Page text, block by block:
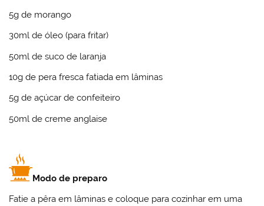
5g de morango
30ml de óleo (para fritar)
50ml de suco de laranja
10g de pera fresca fatiada em lâminas
5g de açúcar de confeiteiro
50ml de creme anglaise
Modo de preparo
Fatie a pêra em lâminas e coloque para cozinhar em uma